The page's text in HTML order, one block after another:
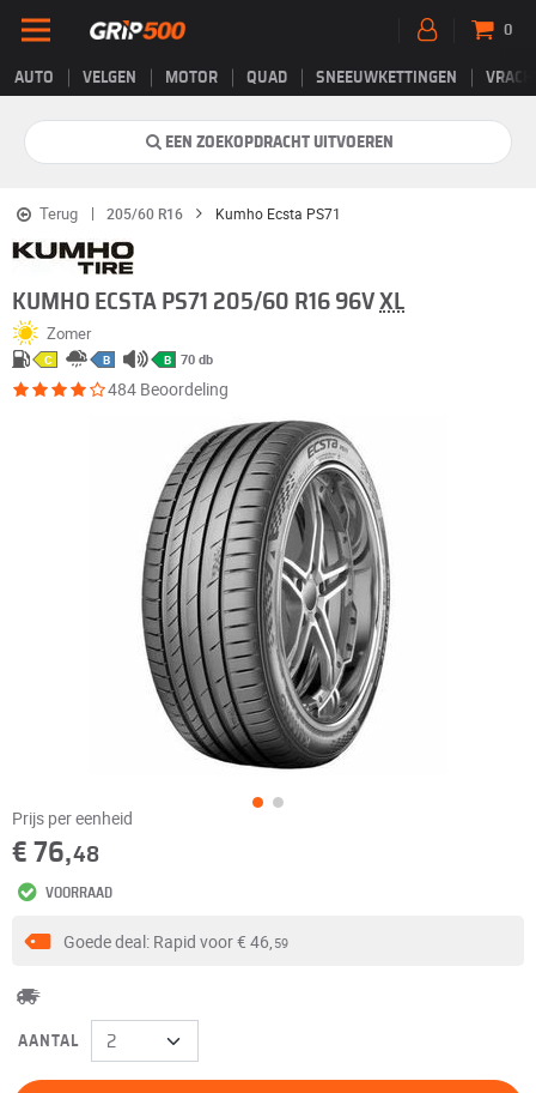
AUTO VELGEN MOTOR QUAD SNEEUWKETTINGEN
0
EEN ZOEKOPDRACHT UITVOEREN
Terug 205/60 R16 Kumho Ecsta PS71
KUMHO ECSTA PS71 205/60 R16 96V XL
Zomer
C B B 70 db
484 Beoordeling
Prijs per eenheid
€ 76,48
VOORRAAD
Goede deal: Rapid voor€ 46, 59
AANTAL